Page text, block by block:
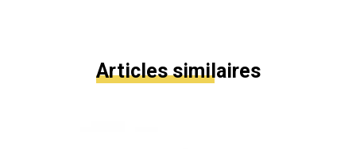
Articles similaires